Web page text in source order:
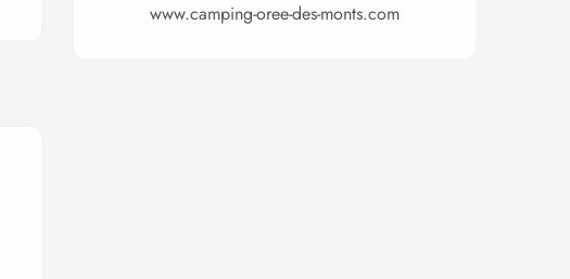
www.camping-oree-des-monts.com